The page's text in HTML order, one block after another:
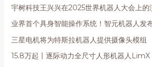
宇树科技王兴兴在2025世界机器人大会上的
业界首个具身智能操作系统！智元机器人发
三星电机将为特斯拉机器人提供摄像头模组
15.8万起丨逐际动力全尺寸人形机器人